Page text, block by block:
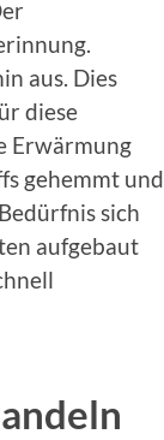
aus. Dies
diese
Erwärmung
gehemmt und
sich
aufgebaut